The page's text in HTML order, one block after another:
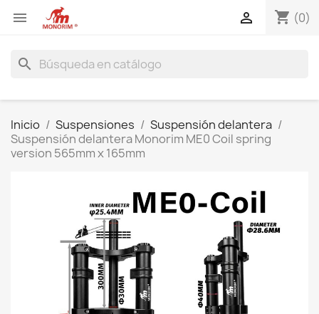
 shopping_cart (0)

search
Inicio Suspensiones
Suspensión delantera
Suspensión delantera Monorim ME0 Coil spring
version 565mm x 165mm